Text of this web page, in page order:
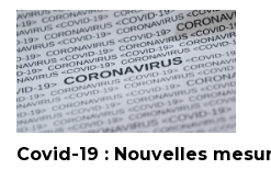
Covid-19 : Nouvelles